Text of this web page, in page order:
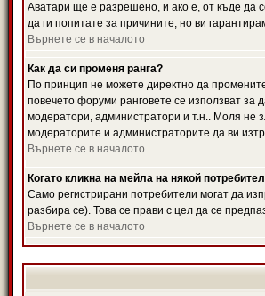
Аватари ще е разрешено, и ако е, от къде да
да ги попитате за причините, но ви
Върнете се в началото
Как да си променя ранга?
По принцип не можете директно да
повечето форуми ранговете се използват
модератори, администратори и т.н.. Моля не
модераторите и администраторите да ви
Върнете се в началото
Когато кликна на мейла на някой
Само регистрирани потребители могат да
разбира се). Това се прави с цел да се
Върнете се в началото